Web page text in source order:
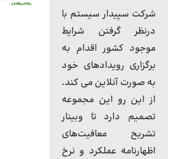
شرکت سپیدار سیستم با
درنظر گرفتن شرایط
موجود کشور اقدام به
برگزاری رویدادهای خود
به صورت آنلاین می کند.
از این رو این مجموعه
تصمیم دارد تا وبینار
تشریح معافیت‌های
اظهارنامه عملکرد و نرخ